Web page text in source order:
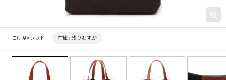
こげ茶×レッド 在庫 : 残りわずか